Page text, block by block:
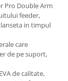
Pro Double Arm
feeder,
in timpul
care
de pe suport,
de calitate,